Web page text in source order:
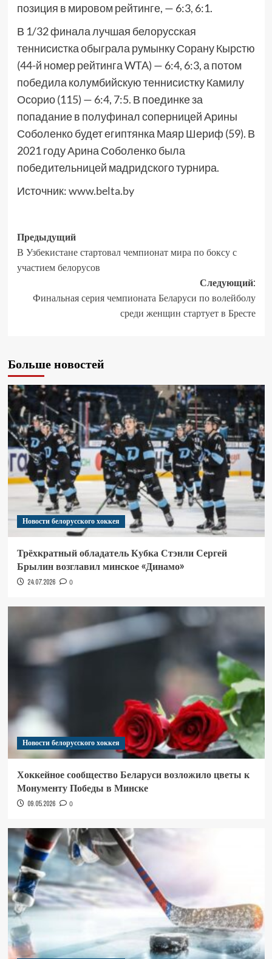
позиция в мировом рейтинге, — 6:3, 6:1.
В 1/32 финала лучшая белорусская
теннисистка обыграла румынку Сорану Кырстю
(44-й номер рейтинга WTA) — 6:4, 6:3, а потом
победила колумбийскую теннисистку Камилу
Осорио (115) — 6:4, 7:5. В поединке за
попадание в полуфинал соперницей Арины
Соболенко будет египтянка Маяр Шериф (59). В
2021 году Арина Соболенко была
победительницей мадридского турнира.
Источник:www.belta.by
Предыдущий
В Узбекистане стартовал чемпионат мира по боксу с
участием белорусов
Следующий:
Финальная серия чемпионата Беларуси по волейболу
среди женщин стартует в Бресте
Больше новостей
Новости белорусского хоккея
Трёхкратный обладатель Кубка Стэнли Сергей
Брылин возглавил минское «Динамо»
24.07.2026 0
Новости белорусского хоккея
Хоккейное сообщество Беларуси возложило цветы к
Монументу Победы в Минске
09.05.2026 0